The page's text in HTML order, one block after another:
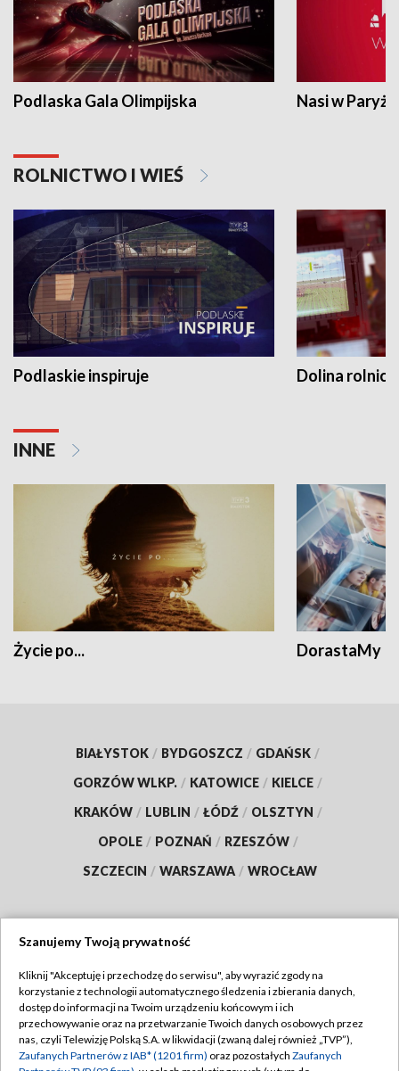
Podlaska Gala Olimpijska Nasi w Paryżu
ROLNICTWO I WIEŚ
Podlaskie inspiruje Dolina
INNE
Życie po... DorastaMy
BIAŁYSTOK / BYDGOSZCZ / GDAŃSK /
GORZÓW WLKP. / KATOWICE / KIELCE /
KRAKÓW / LUBLIN / ŁÓDŹ / OLSZTYN /
OPOLE / POZNAŃ / RZESZÓW /
SZCZECIN / WARSZAWA / WROCŁAW
TVP
Abonament TVP
Emisja w TVP
Regulamin TVP
Polityka prywatności
Szanujemy Twoją prywatność
Kliknij "Akceptuję i przechodzę do serwisu", aby wyrazić zgody na
korzystanie z technologii automatycznego śledzenia i zbierania danych,
dostęp do informacji na Twoim urządzeniu końcowym i ich
przechowywanie oraz na przetwarzanie Twoich danych osobowych przez
nas, czyli Telewizję Polską S.A. w likwidacji (zwaną dalej również „TVP”),
Zaufanych Partnerów z IAB* (1201 firm) oraz pozostałych Zaufanych